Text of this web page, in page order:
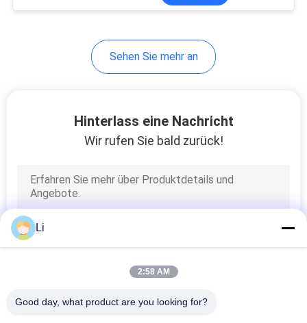
Thermischer
Sehen Sie mehr an
Hinterlass eine Nachricht
Wir rufen Sie bald zurück!
Li
2:58 AM
Good day, what product are you looking for?